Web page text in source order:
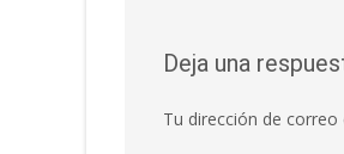
Deja una
Tu dirección de